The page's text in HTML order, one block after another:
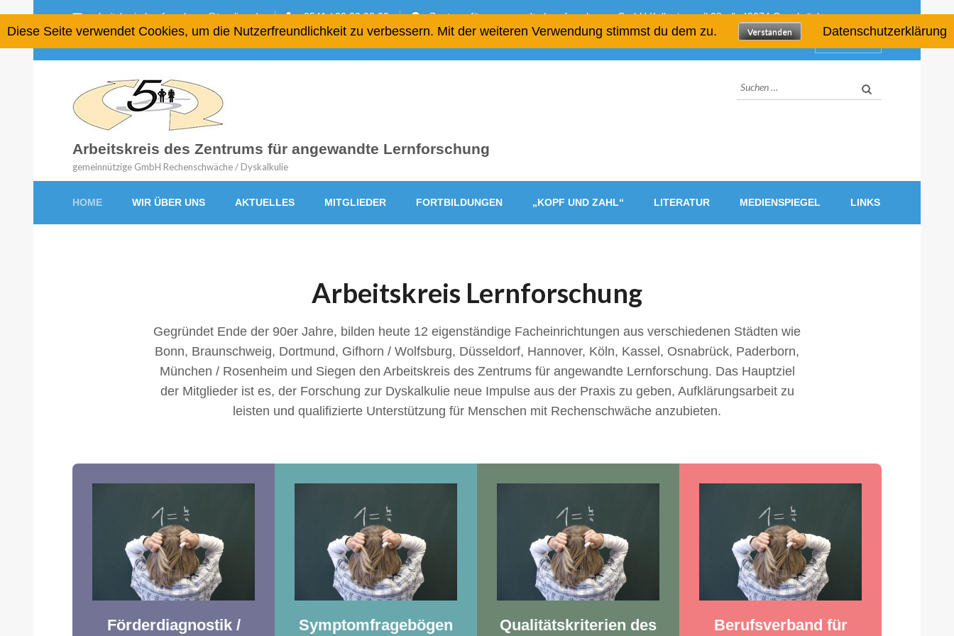
arbeitskreis-lernforschung@t-online.de 0541 / 20 23 98 02 Zentrum für angewandte Lernforschung gGmbH Kollegienwall 28 a/b 49074 Osnabrück
Arbeitskreis des Zentrums für angewandte Lernforschung
gemeinnützige GmbH Rechenschwäche / Dyskalkulie
Suchen
nach:
HOME WIR ÜBER UNS AKTUELLES MITGLIEDER FORTBILDUNGEN „KOPF UND ZAHL“ LITERATUR MEDIENSPIEGEL LINKS
Arbeitskreis Lernforschung
Gegründet Ende der 90er Jahre, bilden heute 12 eigenständige Facheinrichtungen aus verschiedenen Städten wie
Bonn, Braunschweig, Dortmund, Gifhorn / Wolfsburg, Düsseldorf, Hannover, Köln, Kassel, Osnabrück, Paderborn,
München / Rosenheim und Siegen den Arbeitskreis des Zentrums für angewandte Lernforschung. Das Hauptziel
der Mitglieder ist es, der Forschung zur Dyskalkulie neue Impulse aus der Praxis zu geben, Aufklärungsarbeit zu
leisten und qualifizierte Unterstützung für Menschen mit Rechenschwäche anzubieten.
Förderdiagnostik /
Symptomfragebögen
Qualitätskriterien des
Berufsverband für
Diese Seite verwendet Cookies, um die Nutzerfreundlichkeit zu verbessern. Mit der weiteren Verwendung stimmst du dem zu. Verstanden Datenschutzerklärung